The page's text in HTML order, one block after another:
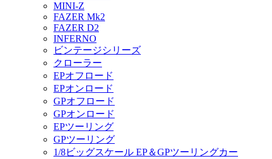
MINI-Z
FAZER Mk2
FAZER D2
INFERNO
ビンテージシリーズ
クローラー
EPオフロード
EPオンロード
GPオフロード
GPオンロード
EPツーリング
GPツーリング
1/8ビッグスケール EP＆GPツーリングカー